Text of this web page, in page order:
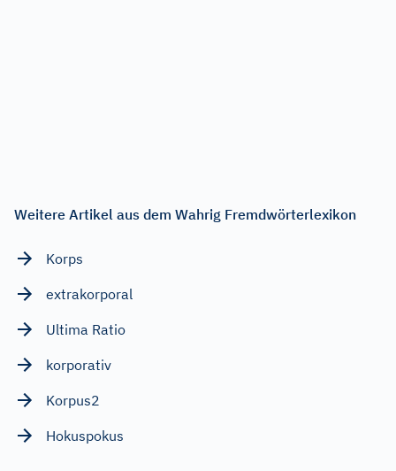
Weitere Artikel aus dem Wahrig Fremdwörterlexikon
Korps
extrakorporal
Ultima Ratio
korporativ
Korpus2
Hokuspokus